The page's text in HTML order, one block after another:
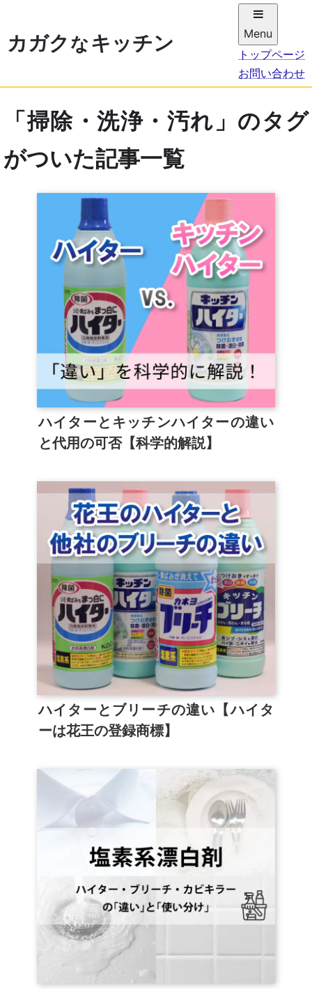
カガク な キッチン
Menu
トップページ
お問い合わせ
「掃除・洗浄・汚れ」のタグ
がついた記事一覧
ハイターとキッチンハイターの違い
と代用の可否【科学的解説】
ハイターとブリーチの違い【ハイタ
ーは花王の登録商標】